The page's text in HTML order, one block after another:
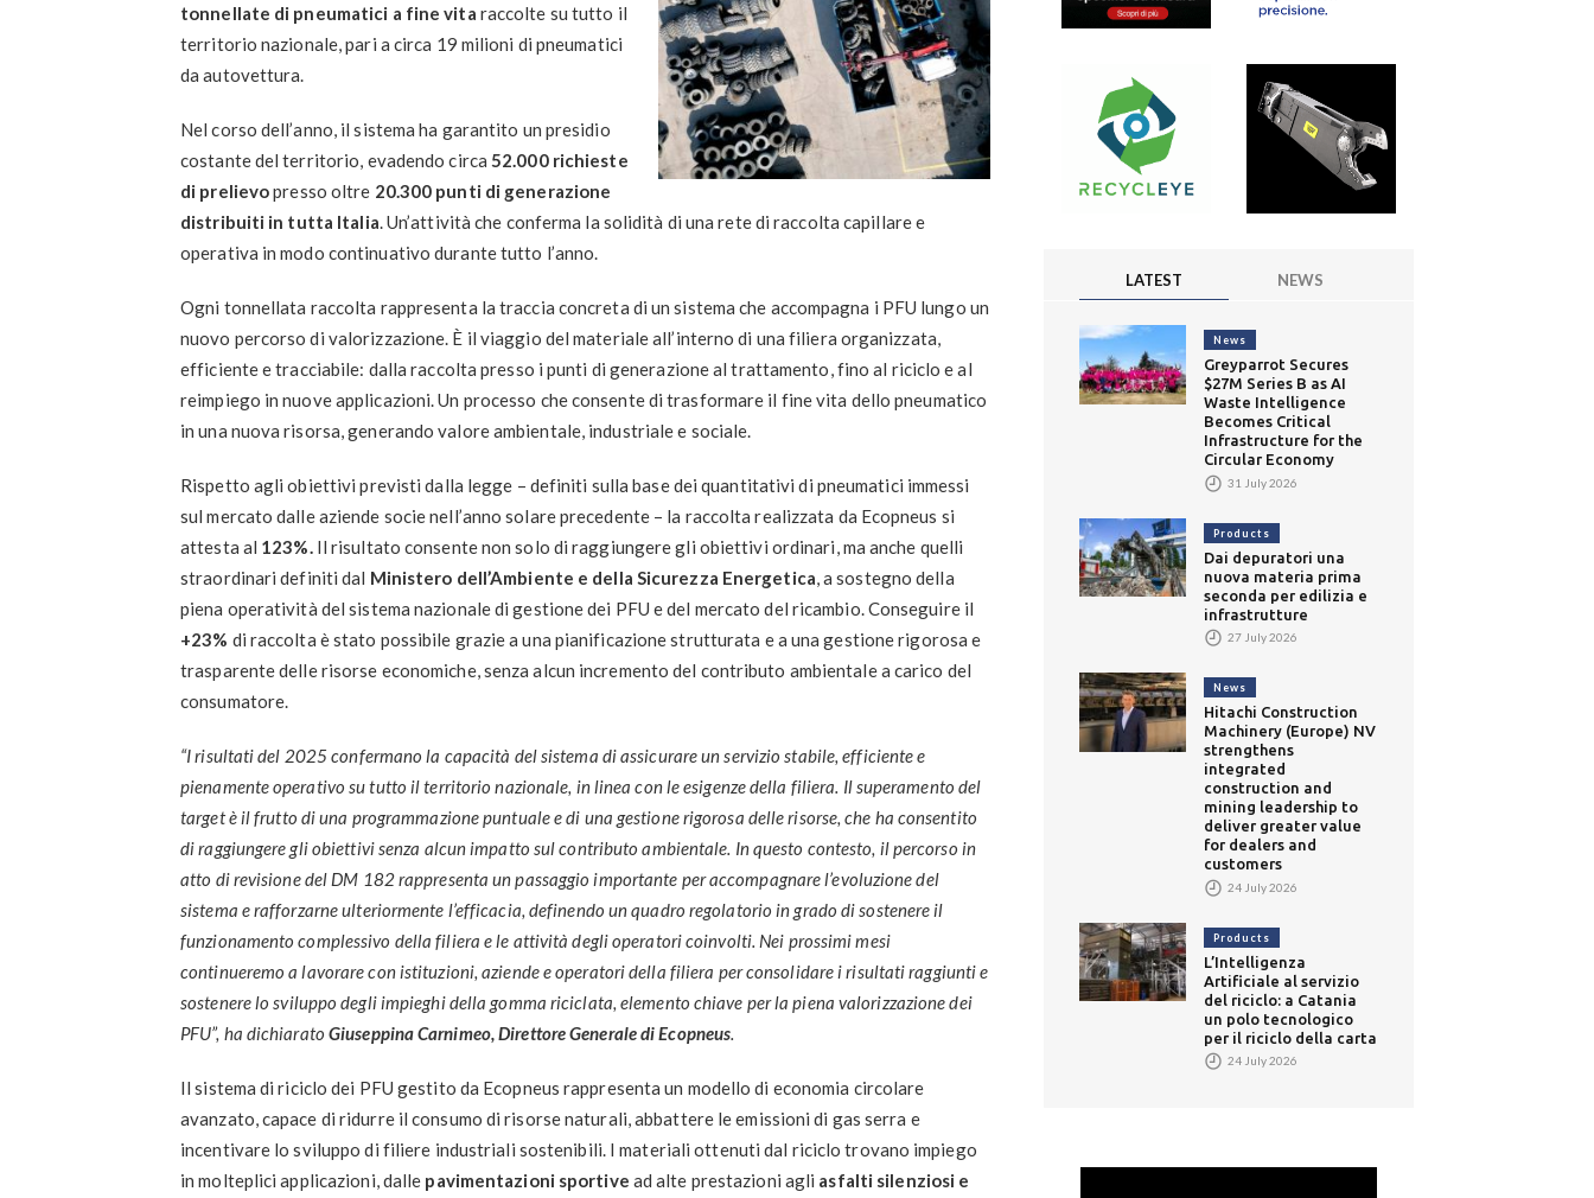
tonnellate di pneumatici a fine vita raccolte su tutto il
territorio nazionale, pari a circa 19 milioni di pneumatici
da autovettura.
Nel corso dell’anno, il sistema ha garantito un presidio
costante del territorio, evadendo circa52.000 richieste
di prelievopresso oltre 20.300 punti di generazione
distribuiti in tutta Italia. Un’attività che conferma la solidità di una rete di raccolta capillare e
operativa in modo continuativo durante tutto l’anno.
Ogni tonnellata raccolta rappresenta la traccia concreta di un sistema che accompagna i PFU lungo un
nuovo percorso di valorizzazione. È il viaggio del materiale all’interno di una filiera organizzata,
efficiente e tracciabile: dalla raccolta presso i punti di generazione al trattamento, fino al riciclo e al
reimpiego in nuove applicazioni. Un processo che consente di trasformare il fine vita dello pneumatico
in una nuova risorsa, generando valore ambientale, industriale e sociale.
Rispetto agli obiettivi previsti dalla legge – definiti sulla base dei quantitativi di pneumatici immessi
sul mercato dalle aziende socie nell’anno solare precedente – la raccolta realizzata da Ecopneus si
attesta al 123%.Il risultato consente non solo di raggiungere gli obiettivi ordinari, ma anche quelli
straordinari definiti dal Ministero dell’Ambiente e della Sicurezza Energetica, a sostegno della
piena operatività del sistema nazionale di gestione dei PFU e del mercato del ricambio. Conseguire il
+23% di raccolta è stato possibile grazie a una pianificazione strutturata e a una gestione rigorosa e
trasparente delle risorse economiche, senza alcun incremento del contributo ambientale a carico del
consumatore.
“I risultati del 2025 confermano la capacità del sistema di assicurare un servizio stabile, efficiente e
pienamente operativo su tutto il territorio nazionale, in linea con le esigenze della filiera. Il superamento del
target è il frutto di una programmazione puntuale e di una gestione rigorosa delle risorse, che ha consentito
di raggiungere gli obiettivi senza alcun impatto sul contributo ambientale. In questo contesto, il percorso in
atto di revisione del DM 182 rappresenta un passaggio importante per accompagnare l’evoluzione del
sistema e rafforzarne ulteriormente l’efficacia, definendo un quadro regolatorio in grado di sostenere il
funzionamento complessivo della filiera e le attività degli operatori coinvolti. Nei prossimi mesi
continueremo a lavorare con istituzioni, aziende e operatori della filiera per consolidare i risultati raggiunti e
sostenere losviluppo degli impieghi della gomma riciclata, elemento chiave per la piena valorizzazione dei
PFU”, ha dichiarato Giuseppina Carnimeo, Direttore Generale di Ecopneus.
Il sistema di riciclo dei PFU gestito da Ecopneus rappresenta un modello di economia circolare
avanzato, capace di ridurre il consumo di risorse naturali, abbattere le emissioni di gas serra e
incentivare lo sviluppo di filiere industriali sostenibili. I materiali ottenuti dal riciclo trovano impiego
in molteplici applicazioni, dalle pavimentazioni sportive ad alte prestazioni agli asfalti silenziosi e
LATEST NEWS
News
Greyparrot Secures
$27M Series B as AI
Waste Intelligence
Becomes Critical
Infrastructure for the
Circular Economy
31 July 2026
Products
Dai depuratori una
nuova materia prima
seconda per edilizia e
infrastrutture
27 July 2026
News
Hitachi Construction
Machinery (Europe) NV
strengthens
integrated
construction and
mining leadership to
deliver greater value
for dealers and
customers
24 July 2026
Products
L’Intelligenza
Artificiale al servizio
del riciclo: a Catania
un polo tecnologico
per il riciclo della carta
24 July 2026